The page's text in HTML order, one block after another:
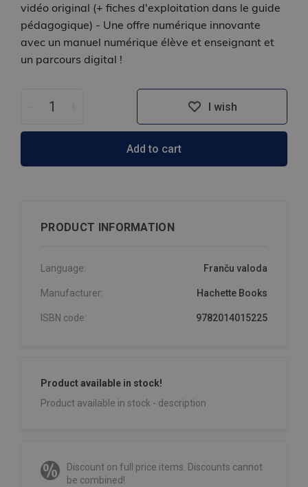
vidéo original (+ fiches d'exploitation dans le guide
pédagogique) - Une offre numérique innovante
avec un manuel numérique élève et enseignant et
un parcours digital !
I wish
Add to cart
PRODUCT INFORMATION
Language: Franču valoda
Manufacturer: Hachette Books
ISBN code: 9782014015225
Product available in stock!
Product available in stock - description
Discount on full price items. Discounts cannot
be combined!